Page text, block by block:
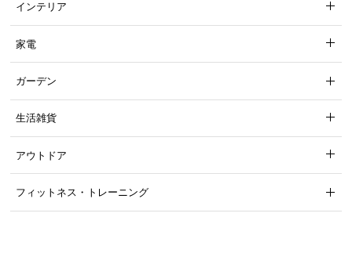
安心して使える耐荷重
耐荷重は約50㎏。重たいものをたくさん並べてもし
インテリア
家電
ガーデン
生活雑貨
アウトドア
フィットネス・トレーニング